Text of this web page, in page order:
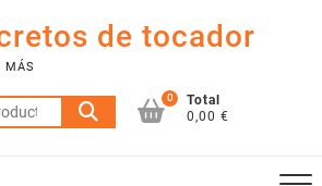
de tocador
MÁS
Buscar
por:
0
Total
0,00 €